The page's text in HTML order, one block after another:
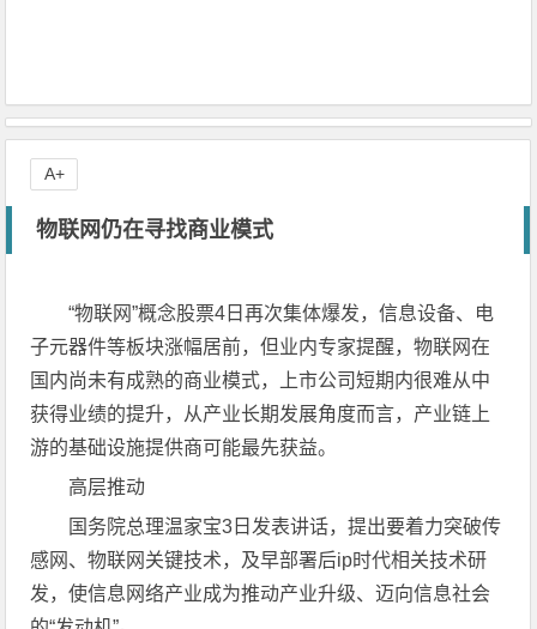
物联网仍在寻找商业模式
“物联网”概念股票4日再次集体爆发，信息设备、电
子元器件等板块涨幅居前，但业内专家提醒，物联网在
国内尚未有成熟的商业模式，上市公司短期内很难从中
获得业绩的提升，从产业长期发展角度而言，产业链上
游的基础设施提供商可能最先获益。
高层推动
国务院总理温家宝3日发表讲话，提出要着力突破传
感网、物联网关键技术，及早部署后ip时代相关技术研
发，使信息网络产业成为推动产业升级、迈向信息社会
A+